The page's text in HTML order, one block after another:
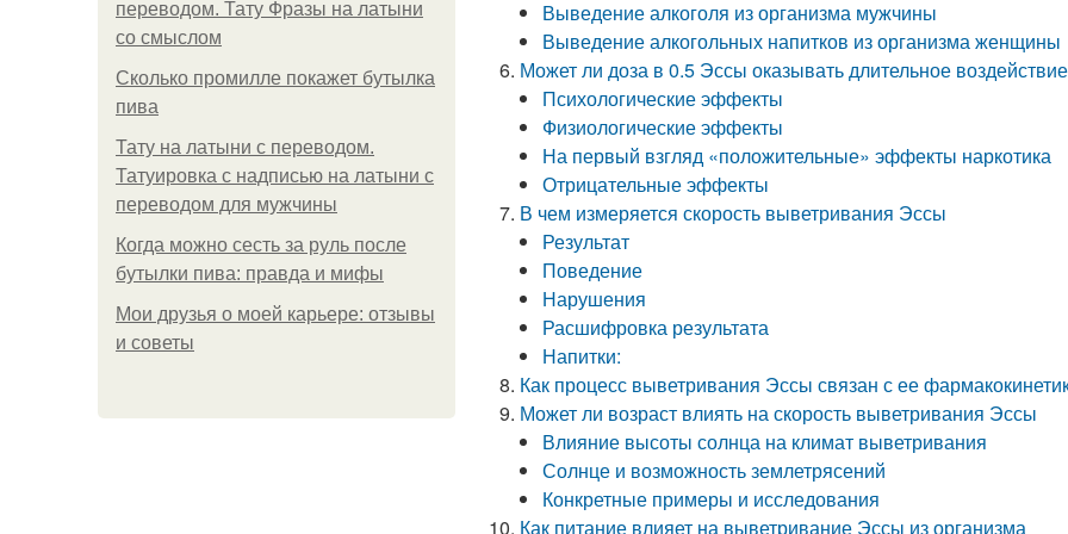
переводом. Тату Фразы на латыни
со смыслом
Сколько промилле покажет бутылка
пива
Тату на латыни с переводом.
Татуировка с надписью на латыни с
переводом для мужчины
Когда можно сесть за руль после
бутылки пива: правда и мифы
Мои друзья о моей карьере: отзывы
и советы
Выведение алкоголя из организма мужчины
Выведение алкогольных напитков из организма женщины
Может ли доза в 0.5 Эссы оказывать длительное
Психологические эффекты
Физиологические эффекты
На первый взгляд «положительные» эффекты наркотика
Отрицательные эффекты
В чем измеряется скорость выветривания Эссы
Результат
Поведение
Нарушения
Расшифровка результата
Напитки:
Как процесс выветривания Эссы связан с ее
Может ли возраст влиять на скорость выветривания Эссы
Влияние высоты солнца на климат выветривания
Солнце и возможность землетрясений
Конкретные примеры и исследования
Как питание влияет на выветривание Эссы из организма